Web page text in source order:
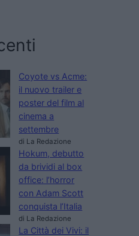
Coyote vs Acme:
il nuovo trailer e
poster del film al
cinema a
settembre
di La Redazione
Hokum, debutto
da brividi al box
office: l’horror
con Adam Scott
conquista l’Italia
di La Redazione
La Città dei Vivi: il